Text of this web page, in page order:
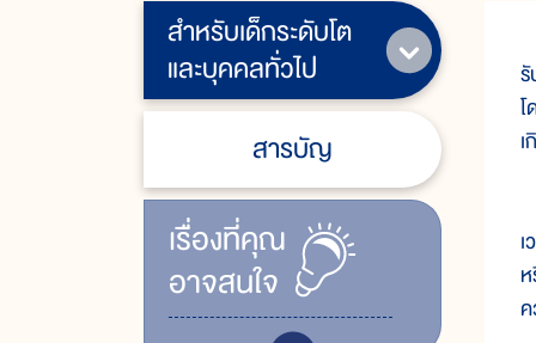
สำหรับเด็กระดับโต
และบุคคลทั่วไป
สารบัญ
เรื่ิองที่คุณ
อาจสนใจ